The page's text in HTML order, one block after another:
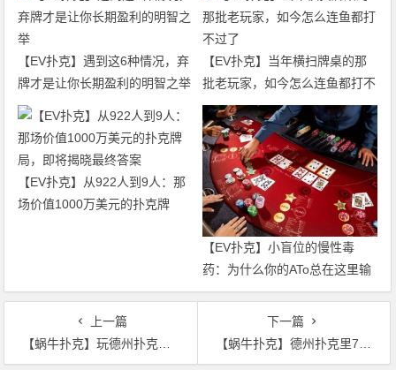
【EV扑克】遇到这6种情况，弃
牌才是让你长期盈利的明智之举
【EV扑克】当年横扫牌桌的那
批老玩家，如今怎么连鱼都打不
过了
【EV扑克】从922人到9人：那
场价值1000万美元的扑克牌
【EV扑克】小盲位的慢性毒
药：为什么你的ATo总在这里输
钱？
上一篇
【蜗牛扑克】玩德州扑克可以故意把弃掉的底牌亮出来吗？
下一篇
【蜗牛扑克】德州扑克里7到Q的起手对，我该拿什么拯救你